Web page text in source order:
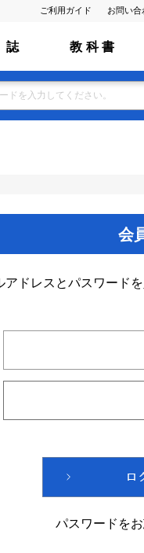
ご利用ガイド お問い合
誌 教 科 書
会
アドレスとパスワード
パスワードを